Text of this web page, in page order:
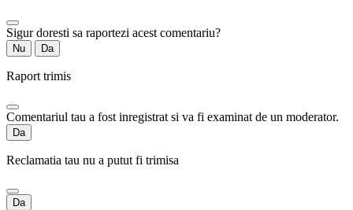
Sigur doresti sa raportezi acest comentariu?
Nu Da
Raport trimis
Comentariul tau a fost inregistrat si va fi examinat de un moderator.
Da
Reclamatia tau nu a putut fi trimisa
Da